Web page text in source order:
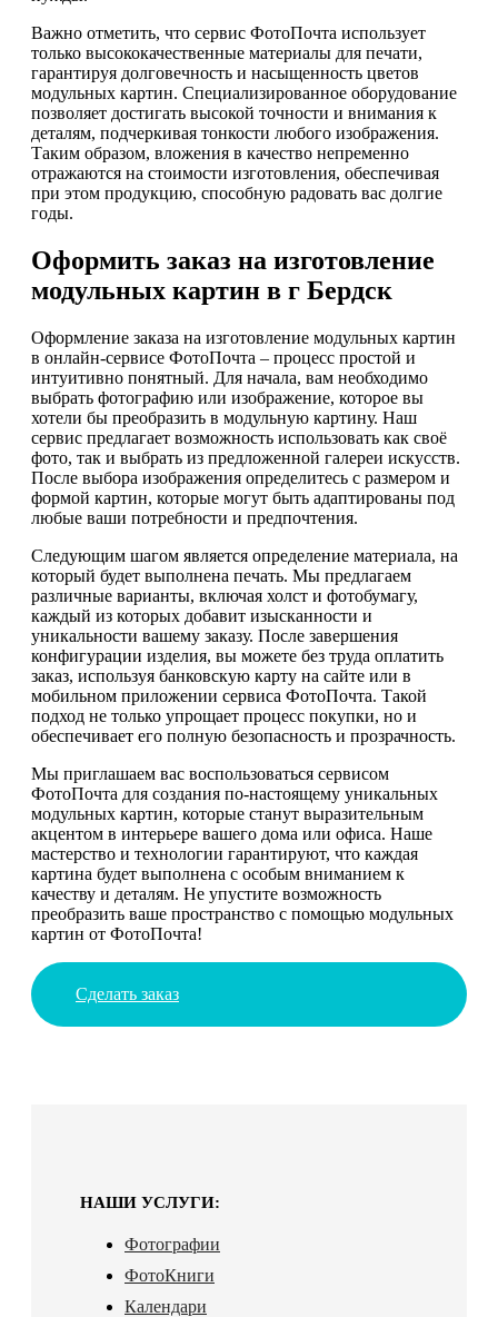
Важно отметить, что сервис ФотоПочта использует
только высококачественные материалы для печати,
гарантируя долговечность и насыщенность цветов
модульных картин. Специализированное оборудование
позволяет достигать высокой точности и внимания к
деталям, подчеркивая тонкости любого изображения.
Таким образом, вложения в качество непременно
отражаются на стоимости изготовления, обеспечивая
при этом продукцию, способную радовать вас долгие
годы.
Оформить заказ на изготовление
модульных картин в г Бердск
Оформление заказа на изготовление модульных картин
в онлайн-сервисе ФотоПочта – процесс простой и
интуитивно понятный. Для начала, вам необходимо
выбрать фотографию или изображение, которое вы
хотели бы преобразить в модульную картину. Наш
сервис предлагает возможность использовать как своё
фото, так и выбрать из предложенной галереи искусств.
После выбора изображения определитесь с размером и
формой картин, которые могут быть адаптированы под
любые ваши потребности и предпочтения.
Следующим шагом является определение материала, на
который будет выполнена печать. Мы предлагаем
различные варианты, включая холст и фотобумагу,
каждый из которых добавит изысканности и
уникальности вашему заказу. После завершения
конфигурации изделия, вы можете без труда оплатить
заказ, используя банковскую карту на сайте или в
мобильном приложении сервиса ФотоПочта. Такой
подход не только упрощает процесс покупки, но и
обеспечивает его полную безопасность и прозрачность.
Мы приглашаем вас воспользоваться сервисом
ФотоПочта для создания по-настоящему уникальных
модульных картин, которые станут выразительным
акцентом в интерьере вашего дома или офиса. Наше
мастерство и технологии гарантируют, что каждая
картина будет выполнена с особым вниманием к
качеству и деталям. Не упустите возможность
преобразить ваше пространство с помощью модульных
картин от ФотоПочта!
Сделать заказ
НАШИ УСЛУГИ:
Фотографии
ФотоКниги
Календари